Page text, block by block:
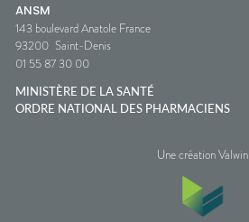
ANSM
143 boulevard Anatole France
93200 Saint-Denis
01 55 87 30 00
MINISTÈRE DE LA SANTÉ
ORDRE NATIONAL DES PHARMACIENS
Une création Valwin